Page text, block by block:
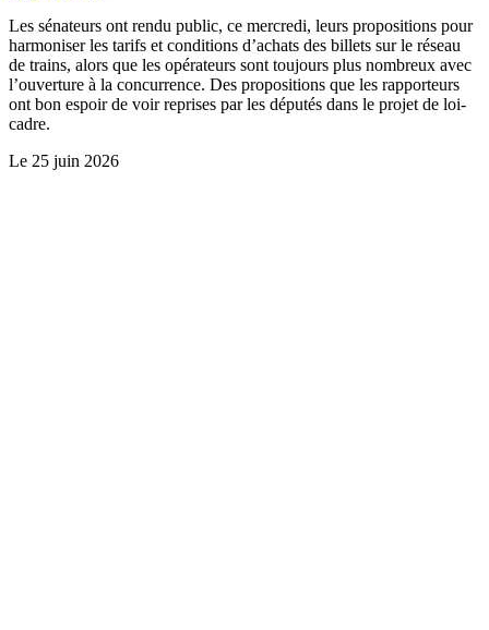
Les sénateurs ont rendu public, ce mercredi, leurs propositions pour
harmoniser les tarifs et conditions d’achats des billets sur le réseau
de trains, alors que les opérateurs sont toujours plus nombreux avec
l’ouverture à la concurrence. Des propositions que les rapporteurs
ont bon espoir de voir reprises par les députés dans le projet de loi-
cadre.
Le 25 juin 2026